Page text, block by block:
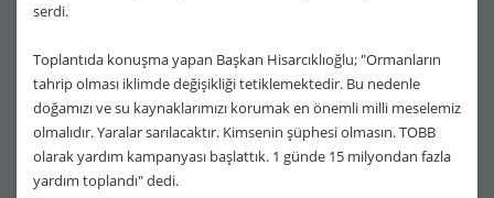
serdi.
Toplantıda konuşma yapan Başkan Hisarcıklıoğlu; "Ormanların
tahrip olması iklimde değişikliği tetiklemektedir. Bu nedenle
doğamızı ve su kaynaklarımızı korumak en önemli milli meselemiz
olmalıdır. Yaralar sarılacaktır. Kimsenin şüphesi olmasın. TOBB
olarak yardım kampanyası başlattık. 1 günde 15 milyondan fazla
yardım toplandı" dedi.​